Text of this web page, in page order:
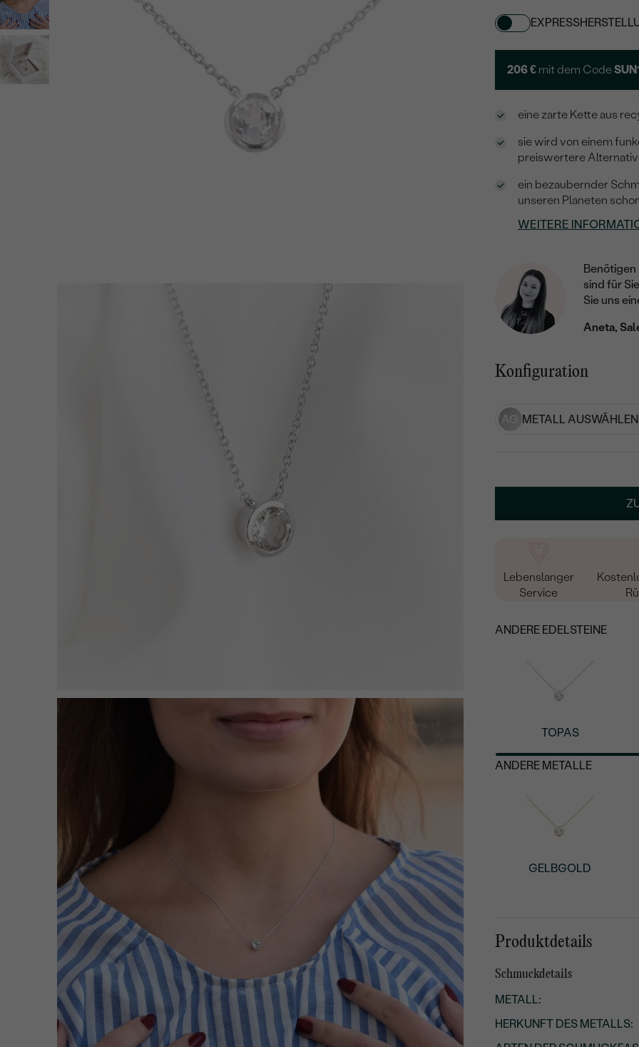
206 € mit dem Code
eine zarte Kette aus
sie wird von einem
preiswertere
ein bezaubernder
unseren Planeten
WEITERE
Benötigen
sind für
Sie uns
Aneta,
Konfiguration
AG METALL
Lebenslanger
Service
ANDERE EDELSTEINE
TOPAS
ANDERE METALLE
GELBGOLD
Produktdetails
Schmuckdetails
METALL:
HERKUNFT DES METALLS: